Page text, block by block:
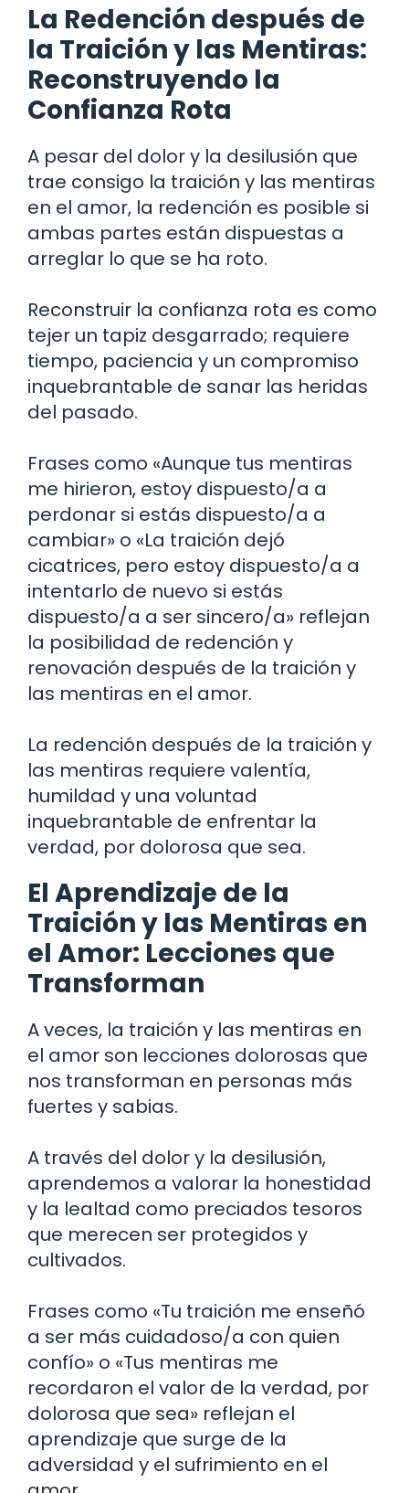
La Redención después de
la Traición y las Mentiras:
Reconstruyendo la
Confianza Rota
A pesar del dolor y la desilusión que
trae consigo la traición y las mentiras
en el amor, la redención es posible si
ambas partes están dispuestas a
arreglar lo que se ha roto.
Reconstruir la confianza rota es como
tejer un tapiz desgarrado; requiere
tiempo, paciencia y un compromiso
inquebrantable de sanar las heridas
del pasado.
Frases como «Aunque tus mentiras
me hirieron, estoy dispuesto/a a
perdonar si estás dispuesto/a a
cambiar» o «La traición dejó
cicatrices, pero estoy dispuesto/a a
intentarlo de nuevo si estás
dispuesto/a a ser sincero/a» reflejan
la posibilidad de redención y
renovación después de la traición y
las mentiras en el amor.
La redención después de la traición y
las mentiras requiere valentía,
humildad y una voluntad
inquebrantable de enfrentar la
verdad, por dolorosa que sea.
El Aprendizaje de la
Traición y las Mentiras en
el Amor: Lecciones que
Transforman
A veces, la traición y las mentiras en
el amor son lecciones dolorosas que
nos transforman en personas más
fuertes y sabias.
A través del dolor y la desilusión,
aprendemos a valorar la honestidad
y la lealtad como preciados tesoros
que merecen ser protegidos y
cultivados.
Frases como «Tu traición me enseñó
a ser más cuidadoso/a con quien
confío» o «Tus mentiras me
recordaron el valor de la verdad, por
dolorosa que sea» reflejan el
aprendizaje que surge de la
adversidad y el sufrimiento en el